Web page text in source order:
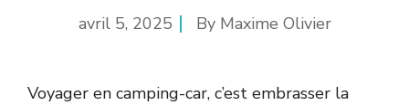
avril 5, 2025 By Maxime Olivier
Voyager en camping-car, c’est embrasser la